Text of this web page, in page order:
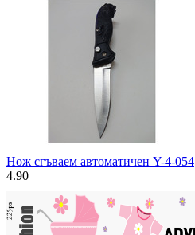
Нож сгъваем автоматичен Y-4-054
4.90